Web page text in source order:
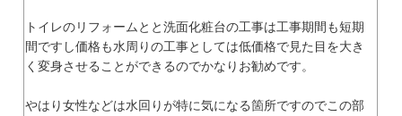
トイレのリフォームとと洗面化粧台の工事は工事期間も短期
間ですし価格も水周りの工事としては低価格で見た目を大き
く変身させることができるのでかなりお勧めです。
やはり女性などは水回りが特に気になる箇所ですのでこの部